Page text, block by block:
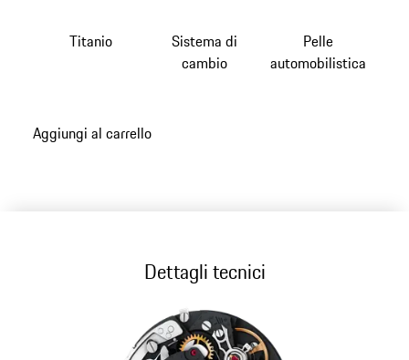
Titanio
Sistema di
cambio
Pelle
automobilistica
Aggiungi al carrello
Dettagli tecnici